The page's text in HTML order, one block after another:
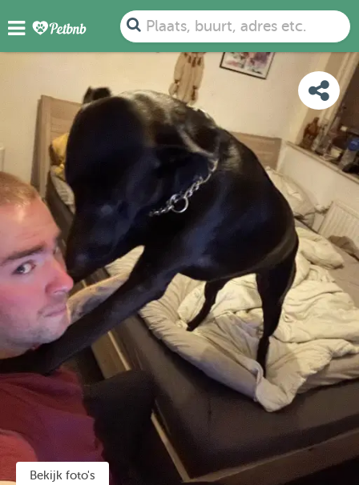
Plaats, buurt, adres etc.
FOTO'S BEOORDELINGEN KAART
Bekijk foto's